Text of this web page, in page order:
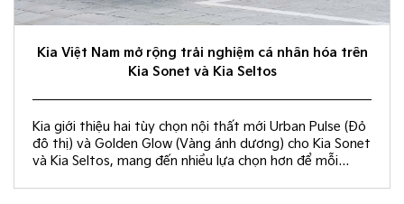
Kia Việt Nam mở rộng trải nghiệm cá nhân hóa trên
Kia Sonet và Kia Seltos
Kia giới thiệu hai tùy chọn nội thất mới Urban Pulse (Đỏ
đô thị) và Golden Glow (Vàng ánh dương) cho Kia Sonet
và Kia Seltos, mang đến nhiều lựa chọn hơn để mỗi